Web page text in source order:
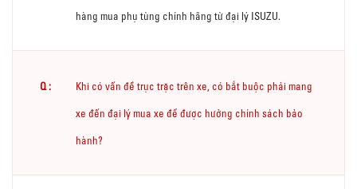
hàng mua phụ tùng chính hãng từ đại lý ISUZU.
Khi có vấn đề trục trặc trên xe, có bắt buộc phải mang
xe đến đại lý mua xe để được hưởng chính sách bảo
hành?